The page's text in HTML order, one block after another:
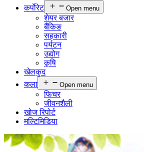
कर्पाेरेट
Open menu
शेयर बजार
बैंकिङ
सहकारी
पर्यटन
उद्योग
कृषि
खेलकुद
कला
Open menu
फिचर
जीवनशैली
खोज रिपोर्ट
मल्टिमिडिया